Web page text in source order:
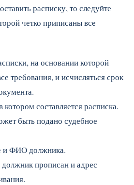
расписку, то следуйте
четко приписаны все
на основании которой
требования, и исчисляться срок
составляется расписка.
быть подано судебное
и ФИО должника.
прописан и адрес